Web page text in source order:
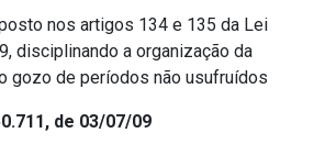
nos artigos 134 e 135 da Lei
disciplinando a organização da
gozo de períodos não usufruídos
de 03/07/09